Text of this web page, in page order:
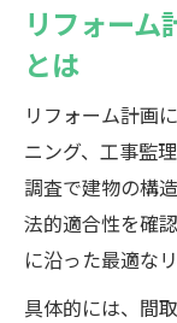
リフォーム
とは
リフォーム計画
ニング、工事監
調査で建物の構
法的適合性を確
に沿った最適な
具体的には、間